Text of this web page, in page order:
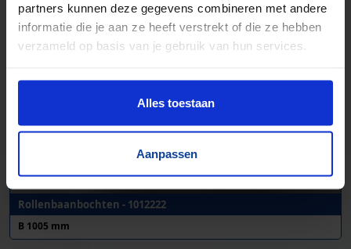
partners kunnen deze gegevens combineren met andere
informatie die je aan ze heeft verstrekt of die ze hebben
verzameld op basis van je gebruik van hun services.
Alles toestaan
Aanpassen
Rollenbaanbochten - 1012222
B 1005 mm